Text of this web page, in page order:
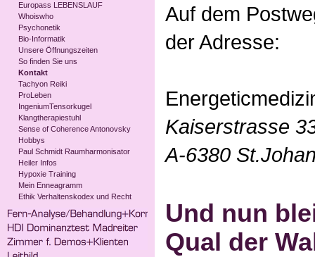
Europass LEBENSLAUF
Whoiswho
Psychonetik
Bio-Informatik
Unsere Öffnungszeiten
So finden Sie uns
Kontakt
Tachyon Reiki
ProLeben
IngeniumTensorkugel
Klangtherapiestuhl
Sense of Coherence Antonovsky
Hobbys
Paul Schmidt Raumharmonisator
Heiler Infos
Hypoxie Training
Mein Enneagramm
Ethik Verhaltenskodex und Recht
Auf dem
der Adresse:
Kaiserstrasse
A-6380
Und nun
Qual der